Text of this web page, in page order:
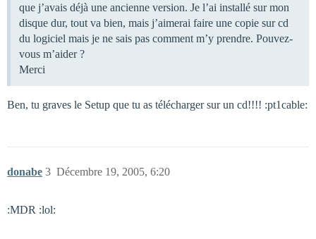
que j’avais déjà une ancienne version. Je l’ai installé sur mon
disque dur, tout va bien, mais j’aimerai faire une copie sur cd
du logiciel mais je ne sais pas comment m’y prendre. Pouvez-
vous m’aider ?
Merci
Ben, tu graves le Setup que tu as télécharger sur un cd!!!! :pt1cable:
donabe Décembre 19, 2005, 6:20
3
:MDR :lol: